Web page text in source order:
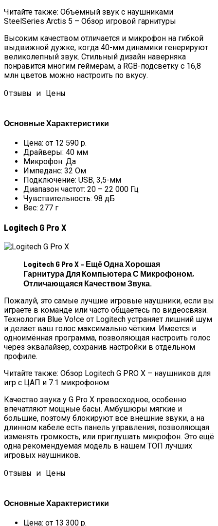
Читайте также: Объёмный звук с наушниками
SteelSeries Arctis 5 – Обзор игровой гарнитуры
Высоким качеством отличается и микрофон на гибкой
выдвижной дужке, когда 40-мм динамики генерируют
великолепный звук. Стильный дизайн наверняка
понравится многим геймерам, а RGB-подсветку с 16,8
млн цветов можно настроить по вкусу.
Отзывы и Цены
Основные Характеристики
Цена: от 12 590 р.
Драйверы: 40 мм
Микрофон: Да
Импеданс: 32 Ом
Подключение: USB, 3,5-мм
Диапазон частот: 20 – 22 000 Гц
Чувствительность: 98 дБ
Вес: 277 г
Logitech G Pro X
Logitech G Pro X – Ещё Одна Хорошая
Гарнитура Для Компьютера С Микрофоном,
Отличающаяся Качеством Звука.
Пожалуй, это самые лучшие игровые наушники, если вы
играете в команде или часто общаетесь по видеосвязи.
Технология Blue Vo!ce от Logitech устраняет лишний шум
и делает ваш голос максимально чётким. Имеется и
одноимённая программа, позволяющая настроить голос
через эквалайзер, сохранив настройки в отдельном
профиле.
Читайте также: Обзор Logitech G PRO X – наушников для
игр с ЦАП и 7.1 микрофоном
Качество звука у G Pro X превосходное, особенно
впечатляют мощные басы. Амбушюры мягкие и
большие, поэтому блокируют все внешние звуки, а на
длинном кабеле есть панель управления, позволяющая
изменять громкость, или приглушать микрофон. Это ещё
одна рекомендуемая модель в нашем ТОП лучших
игровых наушников.
Отзывы и Цены
Основные Характеристики
Цена: от 13 300 р.